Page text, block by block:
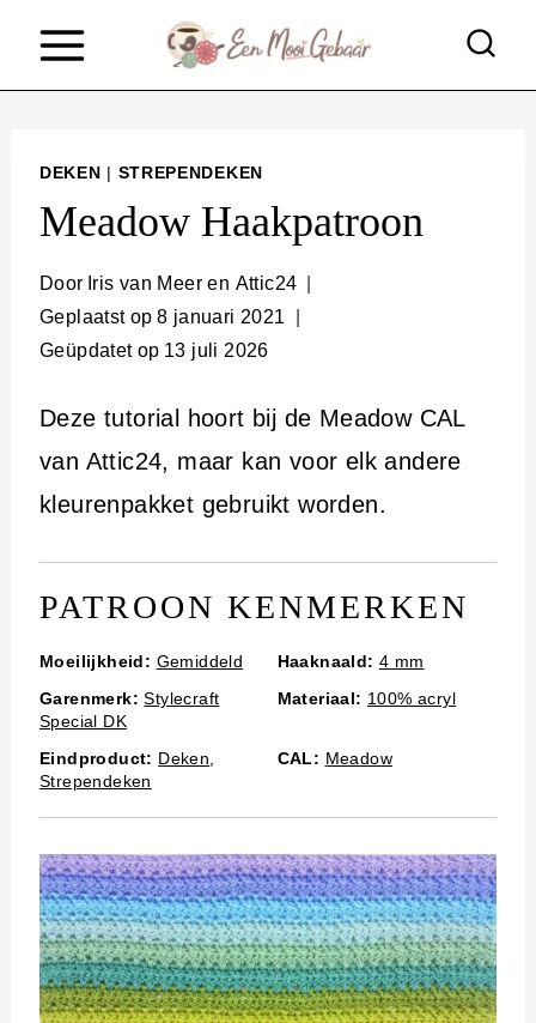
DEKEN | STREPENDEKEN
Meadow Haakpatroon
Door Iris van Meer en Attic24
Geplaatst op 8 januari 2021
Geüpdatet op 13 juli 2026
Deze tutorial hoort bij de Meadow CAL
van Attic24, maar kan voor elk andere
kleurenpakket gebruikt worden.
PATROON KENMERKEN
Moeilijkheid: Gemiddeld Haaknaald: 4 mm
Garenmerk: Stylecraft
Special DK
Materiaal: 100% acryl
Eindproduct: Deken
Strependeken
CAL: Meadow